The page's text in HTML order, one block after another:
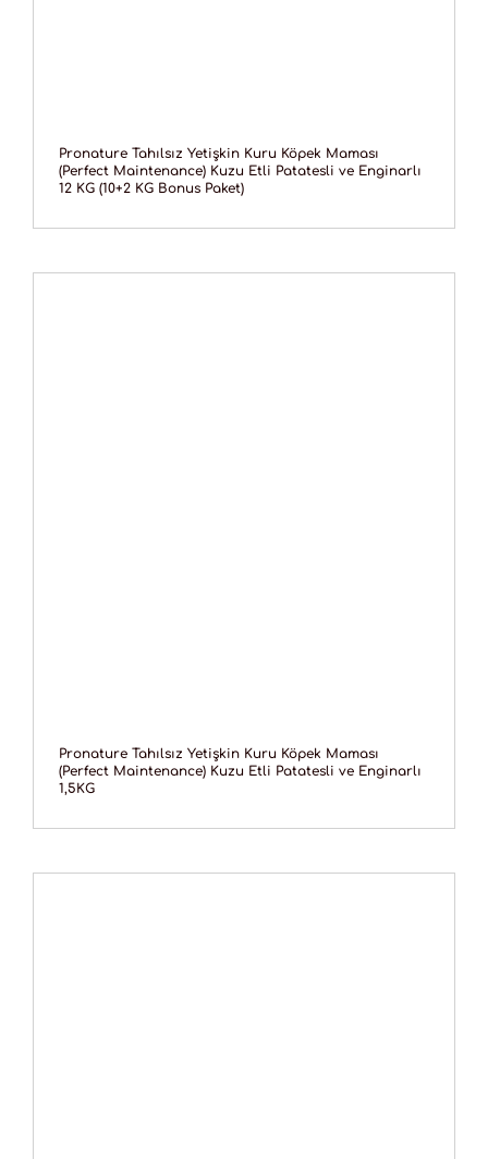
Pronature Tahılsız Yetişkin Kuru Köpek Maması
(Perfect Maintenance) Kuzu Etli Patatesli ve Enginarlı
12 KG (10+2 KG Bonus Paket)
Pronature Tahılsız Yetişkin Kuru Köpek Maması
(Perfect Maintenance) Kuzu Etli Patatesli ve Enginarlı
1,5KG